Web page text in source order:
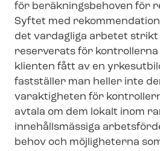
för beräkningsbehoven för
Syftet med
det vardagliga arbetet strikt
reserverats för kontrollerna
klienten fått av en
fastställer man heller inte
varaktigheten för
avtala om dem lokalt inom
innehållsmässiga
behov och möjligheterna